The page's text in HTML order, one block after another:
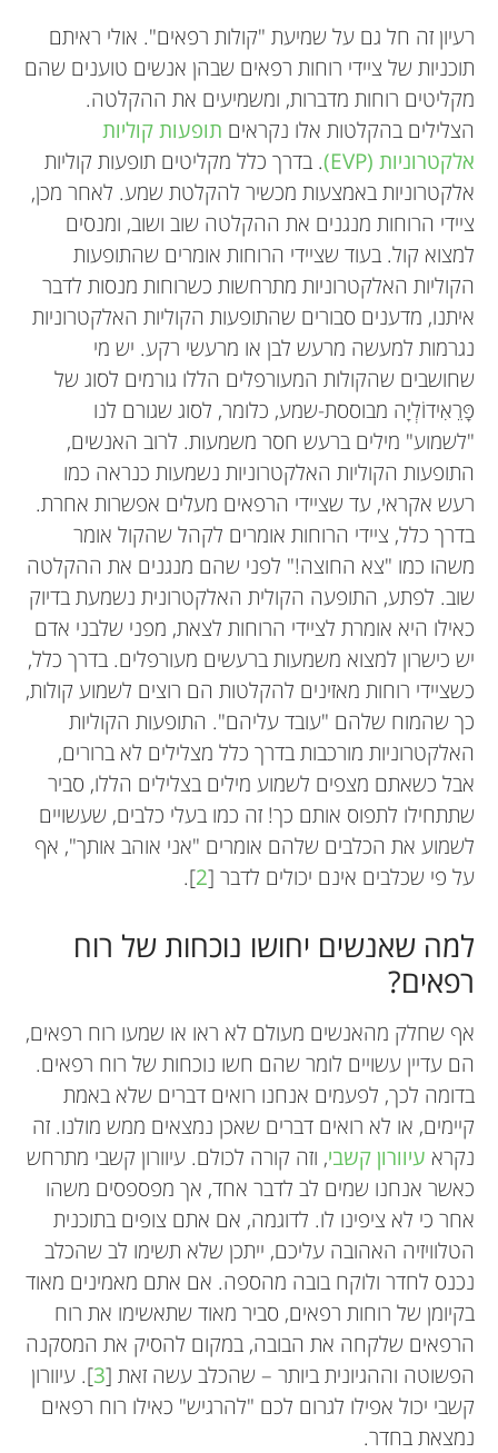
ולרכוב על אופניים.
היא משתתפת. Mrittika שואפת להיות אישה בעלת
אופקים רחבים וידע רב.
רעיון זה חל גם על שמיעת "קולות רפאים". אולי ראיתם
תוכניות של ציידי רוחות רפאים שבהן אנשים טוענים שהם
מקליטים רוחות מדברות, ומשמיעים את ההקלטה.
הצלילים בהקלטות אלו נקראים תופעות קוליות
אלקטרוניות (EVP)
. בדרך כלל מקליטים תופעות קוליות
אלקטרוניות באמצעות מכשיר להקלטת שמע. לאחר מכן,
ציידי הרוחות מנגנים את ההקלטה שוב ושוב, ומנסים
למצוא קול. בעוד שציידי הרוחות אומרים שהתופעות
הקוליות האלקטרוניות מתרחשות כשרוחות מנסות לדבר
איתנו, מדענים סבורים שהתופעות הקוליות האלקטרוניות
נגרמות למעשה מרעש לבן או מרעשי רקע. יש מי
שחושבים שהקולות המעורפלים הללו גורמים לסוג של
פָּרֵאִידוֹלְיָה מבוססת-שמע, כלומר, לסוג שגורם לנו
"לשמוע" מילים ברעש חסר משמעות. לרוב האנשים,
התופעות הקוליות האלקטרוניות נשמעות כנראה כמו
רעש אקראי, עד שציידי הרפאים מעלים אפשרות אחרת.
בדרך כלל, ציידי הרוחות אומרים לקהל שהקול אומר
משהו כמו "צא החוצה!" לפני שהם מנגנים את ההקלטה
שוב. לפתע, התופעה הקולית האלקטרונית נשמעת בדיוק
כאילו היא אומרת לציידי הרוחות לצאת, מפני שלבני אדם
יש כישרון למצוא משמעות ברעשים מעורפלים. בדרך כלל,
כשציידי רוחות מאזינים להקלטות הם רוצים לשמוע קולות,
כך שהמוח שלהם "עובד עליהם". התופעות הקוליות
האלקטרוניות מורכבות בדרך כלל מצלילים לא ברורים,
אבל כשאתם מצפים לשמוע מילים בצלילים הללו, סביר
שתתחילו לתפוס אותם כך! זה כמו בעלי כלבים, שעשויים
לשמוע את הכלבים שלהם אומרים "אני אוהב אותך", אף
על פי שכלבים אינם יכולים לדבר [2
].
למה שאנשים יחושו נוכחות של רוח
רפאים?
אף שחלק מהאנשים מעולם לא ראו או שמעו רוח רפאים,
הם עדיין עשויים לומר שהם חשו נוכחות של רוח רפאים.
בדומה לכך, לפעמים אנחנו רואים דברים שלא באמת
קיימים, או לא רואים דברים שאכן נמצאים ממש מולנו. זה
נקרא עיוורון קשבי, וזה קורה לכולם. עיוורון קשבי מתרחש
כאשר אנחנו שמים לב לדבר אחד, אך מפספסים משהו
אחר כי לא ציפינו לו. לדוגמה, אם אתם צופים בתוכנית
הטלוויזיה האהובה עליכם, ייתכן שלא תשימו לב שהכלב
נכנס לחדר ולוקח בובה מהספה. אם אתם מאמינים מאוד
בקיומן של רוחות רפאים, סביר מאוד שתאשימו את רוח
הרפאים שלקחה את הבובה, במקום להסיק את המסקנה
הפשוטה וההגיונית ביותר – שהכלב עשה זאת [3]. עיוורון
קשבי יכול אפילו לגרום לכם "להרגיש" כאילו רוח רפאים
נמצאת בחדר.